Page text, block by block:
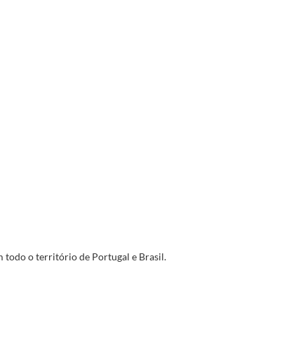
todo o território de Portugal e Brasil.